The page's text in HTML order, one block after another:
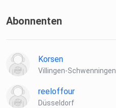
Abonnenten
Korsen
Villingen-Schwenningen
reeloffour
Düsseldorf